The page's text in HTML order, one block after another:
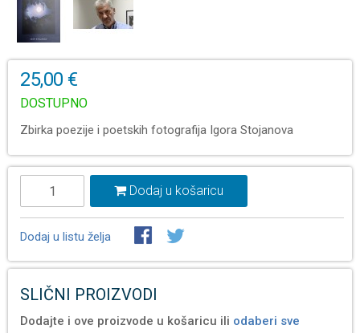
25,00 €
DOSTUPNO
Zbirka poezije i poetskih fotografija Igora Stojanova
Dodaj u košaricu
Dodaj u listu želja
SLIČNI PROIZVODI
Dodajte i ove proizvode u košaricu ili odaberi sve